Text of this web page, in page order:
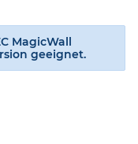
MagicWall
geeignet.